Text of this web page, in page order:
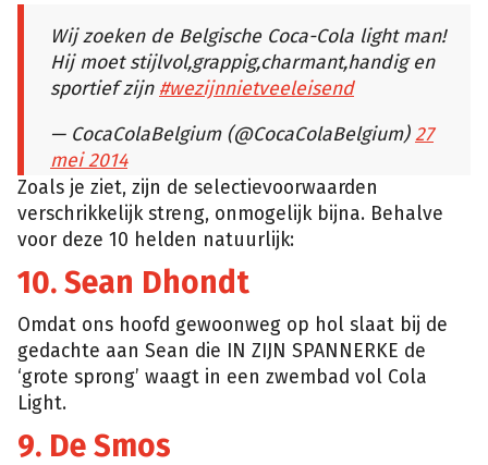
Wij zoeken de Belgische Coca-Cola light man!
Hij moet stijlvol,grappig,charmant,handig en
sportief zijn #wezijnnietveeleisend
— CocaColaBelgium (@CocaColaBelgium)27
mei 2014
Zoals je ziet, zijn de selectievoorwaarden
verschrikkelijk streng, onmogelijk bijna. Behalve
voor deze 10 helden natuurlijk:
10. Sean Dhondt
Omdat ons hoofd gewoonweg op hol slaat bij de
gedachte aan Sean die IN ZIJN SPANNERKE de
‘grote sprong’ waagt in een zwembad vol Cola
Light.
9. De Smos